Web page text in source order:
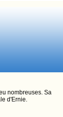
nombreuses. Sa
d'Ernie.